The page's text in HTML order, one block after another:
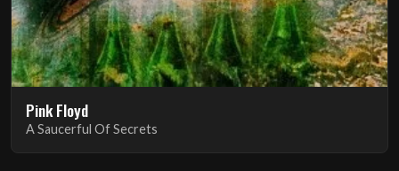
Pink Floyd
A Saucerful Of Secrets